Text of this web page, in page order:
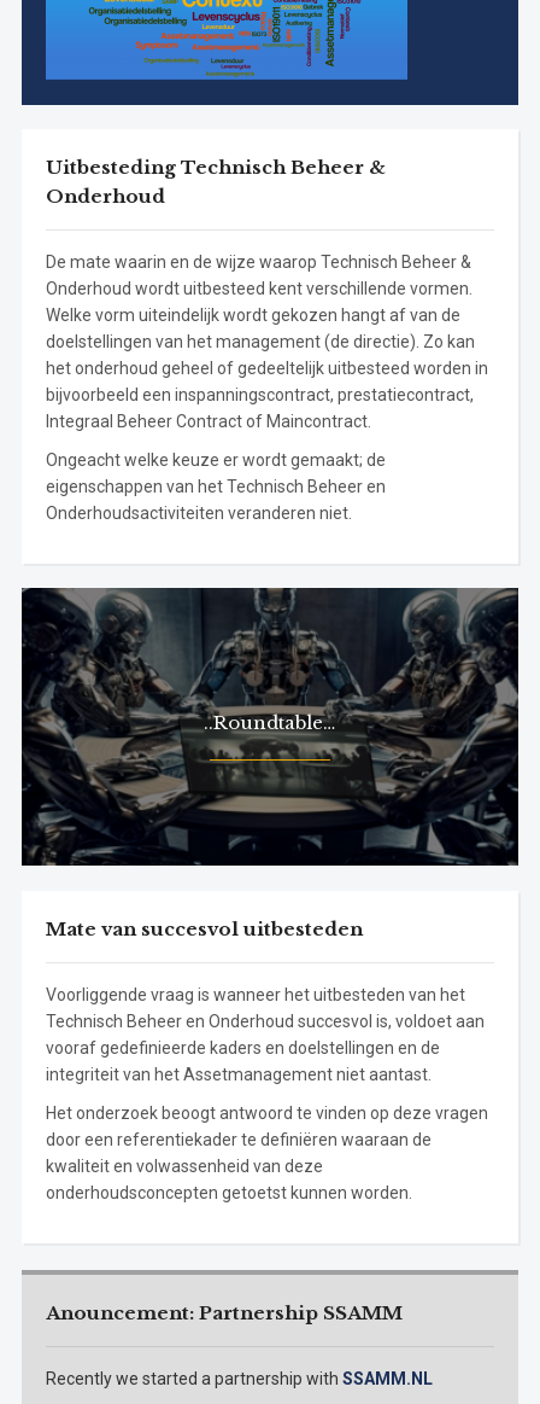
Anouncement: Partnership SSAMM
Recently we started a partnership with SSAMM.NL
Uitbesteding Technisch Beheer &
Onderhoud
De mate waarin en de wijze waarop Technisch Beheer &
Onderhoud wordt uitbesteed kent verschillende vormen.
Welke vorm uiteindelijk wordt gekozen hangt af van de
doelstellingen van het management (de directie). Zo kan
het onderhoud geheel of gedeeltelijk uitbesteed worden in
bijvoorbeeld een inspanningscontract, prestatiecontract,
Integraal Beheer Contract of Maincontract.
Ongeacht welke keuze er wordt gemaakt; de
eigenschappen van het Technisch Beheer en
Onderhoudsactiviteiten veranderen niet.
..Roundtable…
Mate van succesvol uitbesteden
Voorliggende vraag is wanneer het uitbesteden van het
Technisch Beheer en Onderhoud succesvol is, voldoet aan
vooraf gedefinieerde kaders en doelstellingen en de
integriteit van het Assetmanagement niet aantast.
Het onderzoek beoogt antwoord te vinden op deze vragen
door een referentiekader te definiëren waaraan de
kwaliteit en volwassenheid van deze
onderhoudsconcepten getoetst kunnen worden.